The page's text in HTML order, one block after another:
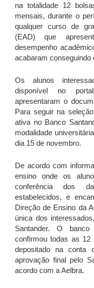
na totalidade 12
mensais, durante o
qualquer curso de
(EAD) que
desempenho
acabaram conseguindo
Os alunos
disponível no
apresentaram o
Para seguir na
ativa no Banco
modalidade
dia 15 de novembro.
De acordo com
ensino onde os
conferência dos
estabelecidos, e
Direção de Ensino da
única dos
Santander. O
confirmou todas as
depositado na
aprovação final pelo
acordo com a Aelbra.